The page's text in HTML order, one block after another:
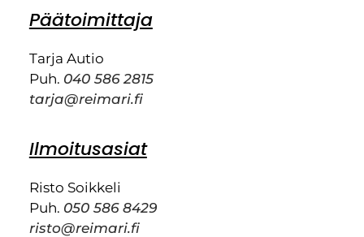
Päätoimittaja
Tarja Autio
Puh. 040 586 2815
tarja@reimari.fi
Ilmoitusasiat
Risto Soikkeli
Puh. 050 586 8429
risto@reimari.fi